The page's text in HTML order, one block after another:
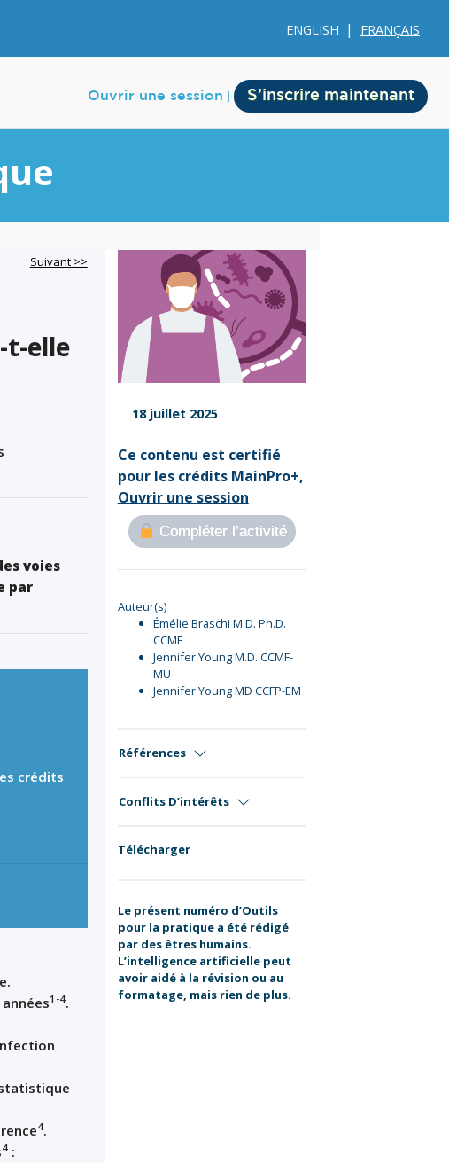
ENGLISH FRANÇAIS
Ouvrir une session S’inscrire maintenant
Membership
Account Membership
Credit History
Edit Profile
Suivant >>
t-elle
voies
par
crédits
1-4.
4.
4 :
18 juillet 2025
Ce contenu est certifié
pour les crédits MainPro+,
Ouvrir une session
Compléter l’activité
Auteur(s)
Émélie Braschi M.D. Ph.D.
CCMF
Jennifer Young M.D. CCMF-
MU
Jennifer Young MD CCFP-EM
Références
Conflits D’intérêts
Télécharger
Le présent numéro d’Outils
pour la pratique a été rédigé
par des êtres humains.
L’intelligence artificielle peut
avoir aidé à la révision ou au
formatage, mais rien de plus.